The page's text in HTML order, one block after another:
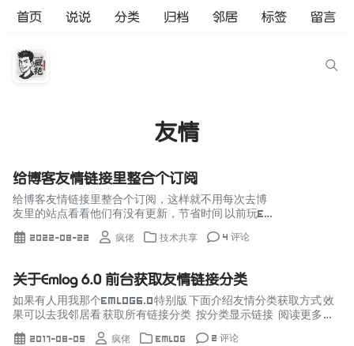
首页 说说 分类 归档 邻居 标签 留言
友情
给博客友情链接里整合个订阅
给博客友情链接里整合个订阅，这样就不用每次去博
友里的站点看看他们有没有更新，节省时间 以前玩EM
LOG的时候有个插件，小松的LastRss插件 用到的类
lastRSS 0.9.4 ， 作者很久没更新...
2022-08-22 疯佬 技术共享 4 评论
关于Emlog 6.0 前台获取友情链接分类
如果有人用我那个Emlog6.0特别版 下面介绍友情分类获取方式 效
果可以去我邻居看 获取所有链接分类 按分类显示链接 阅读更多 关
于E...
2017-08-05 疯佬 Emlog 2 评论